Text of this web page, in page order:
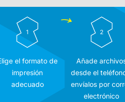
1
el formato de
impresión
adecuado
2
Añade
desde el
envíalos por
electrónico